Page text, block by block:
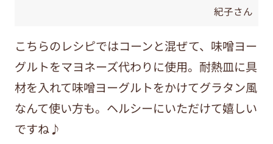
紀子さん
こちらのレシピではコーンと混ぜて、味噌ヨー
グルトをマヨネーズ代わりに使用。耐熱皿に具
材を入れて味噌ヨーグルトをかけてグラタン風
なんて使い方も。ヘルシーにいただけて嬉しい
ですね♪